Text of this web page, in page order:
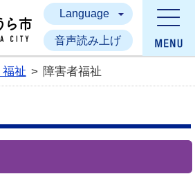
かすみがうら市
Language
音声読み上げ
祉 > 障害者福祉